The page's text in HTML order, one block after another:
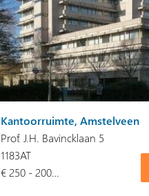
Kantoorruimte, Amstelveen
Prof. J.H. Bavincklaan 5
1183AT
€ 250 - 200…